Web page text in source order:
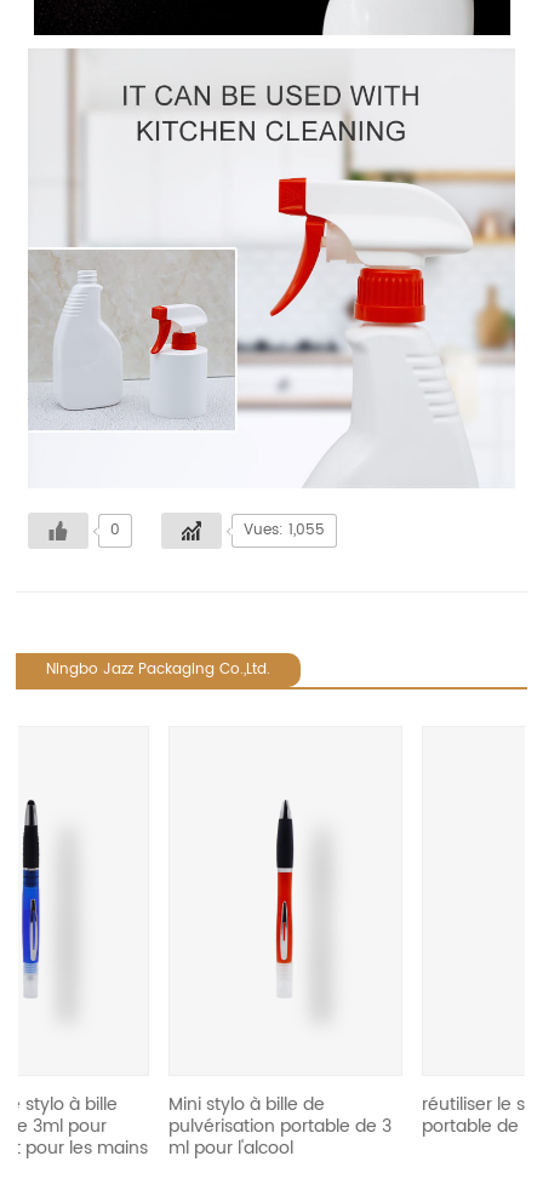
0 Vues: 1,055
Ningbo Jazz Packaging Co.,Ltd.
Mini stylo à bille de
pulvérisation portable de 3
ml pour l'alcool
réutiliser le stylo à bille
portable de 5 ml